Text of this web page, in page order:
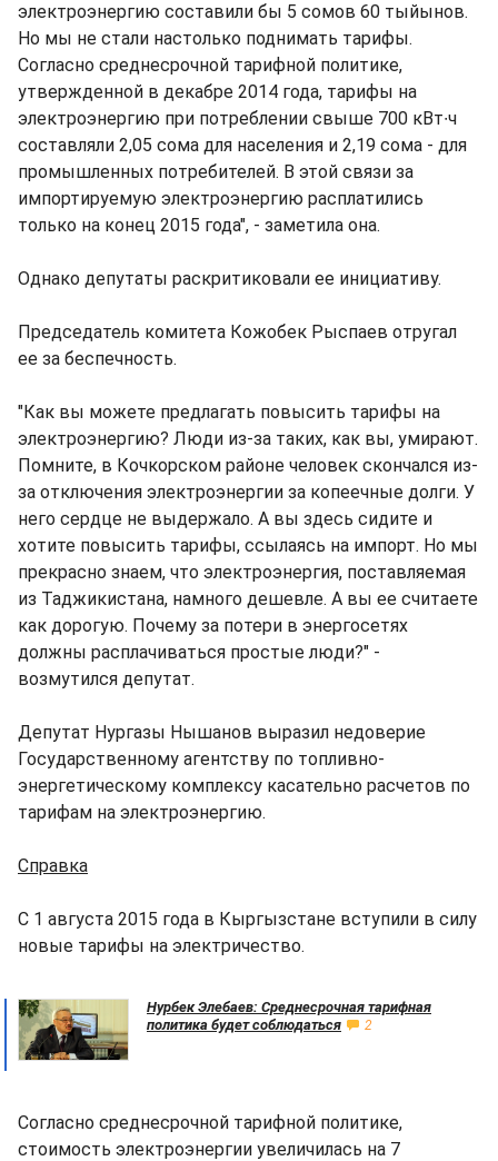
электроэнергию составили бы 5 сомов 60 тыйынов.
Но мы не стали настолько поднимать тарифы.
Согласно среднесрочной тарифной политике,
утвержденной в декабре 2014 года, тарифы на
электроэнергию при потреблении свыше 700 кВт∙ч
составляли 2,05 сома для населения и 2,19 сома - для
промышленных потребителей. В этой связи за
импортируемую электроэнергию расплатились
только на конец 2015 года", - заметила она.
Однако депутаты раскритиковали ее инициативу.
Председатель комитета Кожобек Рыспаев отругал
ее за беспечность.
"Как вы можете предлагать повысить тарифы на
электроэнергию? Люди из-за таких, как вы, умирают.
Помните, в Кочкорском районе человек скончался из-
за отключения электроэнергии за копеечные долги. У
него сердце не выдержало. А вы здесь сидите и
хотите повысить тарифы, ссылаясь на импорт. Но мы
прекрасно знаем, что электроэнергия, поставляемая
из Таджикистана, намного дешевле. А вы ее считаете
как дорогую. Почему за потери в энергосетях
должны расплачиваться простые люди?" -
возмутился депутат.
Депутат Нургазы Нышанов выразил недоверие
Государственному агентству по топливно-
энергетическому комплексу касательно расчетов по
тарифам на электроэнергию.
Справка
С 1 августа 2015 года в Кыргызстане вступили в силу
новые тарифы на электричество.
Нурбек Элебаев: Среднесрочная тарифная
политика будет соблюдаться
2
Согласно среднесрочной тарифной политике,
стоимость электроэнергии увеличилась на 7